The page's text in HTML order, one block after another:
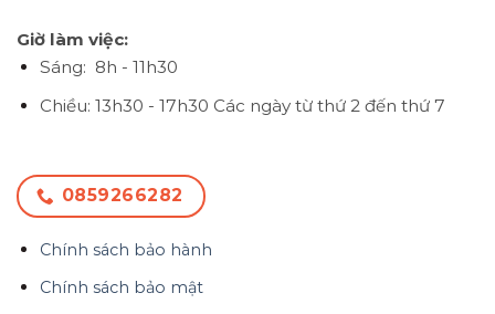
Giờ làm việc:
Sáng: 8h - 11h30
Chiều: 13h30 - 17h30 Các ngày từ thứ 2 đến thứ 7
0859266282
Chính sách bảo hành
Chính sách bảo mật